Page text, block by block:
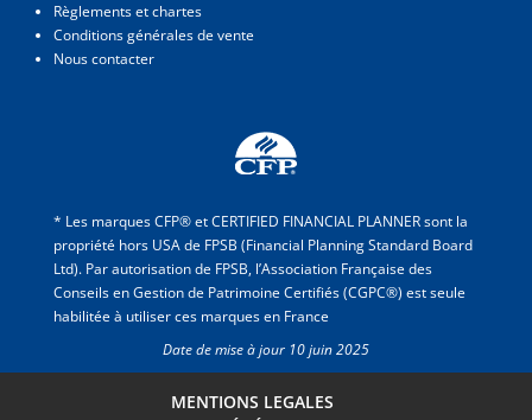
Règlements et chartes
Conditions générales de vente
Nous contacter
* Les marques CFP® et CERTIFIED FINANCIAL PLANNER sont la
propriété hors USA de FPSB (Financial Planning Standard Board
Ltd). Par autorisation de FPSB, l’Association Française des
Conseils en Gestion de Patrimoine Certifiés (CGPC®) est seule
habilitée à utiliser ces marques en France
Date de mise à jour 10 juin 2025
MENTIONS LEGALES